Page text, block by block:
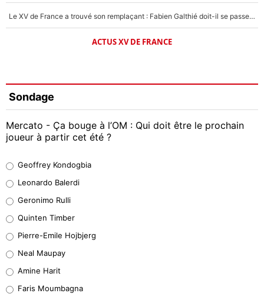
Le XV de France a trouvé son remplaçant : Fabien Galthié doit-il se passer d'Antoine Dupont ?
ACTUS XV DE FRANCE
Sondage
Mercato - Ça bouge à l’OM : Qui doit être le prochain
joueur à partir cet été ?
38%
32%
5%
1%
Geoffrey Kondogbia
Leonardo Balerdi
Geronimo Rulli
Quinten Timber
Pierre-Emile Hojbjerg
Neal Maupay
Amine Harit
Faris Moumbagna